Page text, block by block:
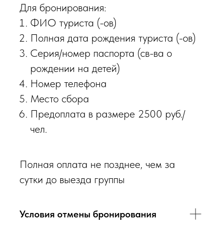
Для бронирования:
ФИО туриста (-ов)
Полная дата рождения туриста (-ов)
Серия/номер паспорта (св-ва о
рождении на детей)
Номер телефона
Место сбора
Предоплата в размере 2500 руб./
чел.
Полная оплата не позднее, чем за
сутки до выезда группы
Условия отмены бронирования